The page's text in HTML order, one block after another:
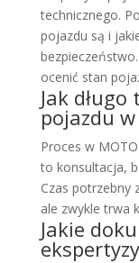
technicznego.
pojazdu są i
ocenić stan
Jak
pojazdu w
Proces w
to konsultacja,
Czas potrzebny
ale zwykle trwa
Jakie